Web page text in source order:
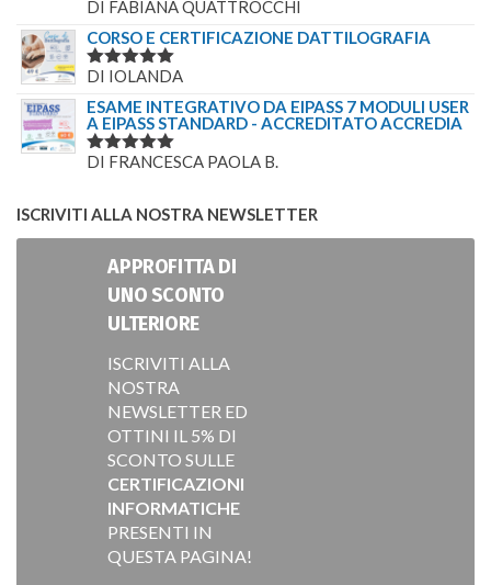
VALUTATO
DI FABIANA QUATTROCCHI
CORSO E CERTIFICAZIONE DATTILOGRAFIA
VALUTATO
DI IOLANDA
ESAME INTEGRATIVO DA EIPASS 7 MODULI USER
A EIPASS STANDARD - ACCREDITATO ACCREDIA
VALUTATO
DI FRANCESCA PAOLA B.
ISCRIVITI ALLA NOSTRA NEWSLETTER
APPROFITTA DI
UNO SCONTO
ULTERIORE
ISCRIVITI ALLA
NOSTRA
NEWSLETTER ED
OTTINI IL 5% DI
SCONTO SULLE
CERTIFICAZIONI
INFORMATICHE
PRESENTI IN
QUESTA PAGINA!